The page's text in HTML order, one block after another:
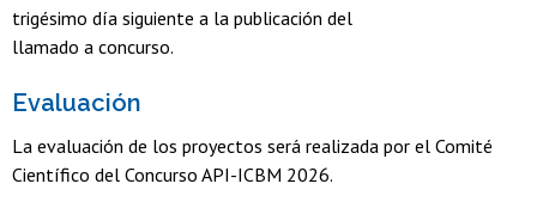
trigésimo día siguiente a la publicación del
llamado a concurso.
Evaluación
La evaluación de los proyectos será realizada por el Comité
Científico del Concurso API-ICBM 2026.